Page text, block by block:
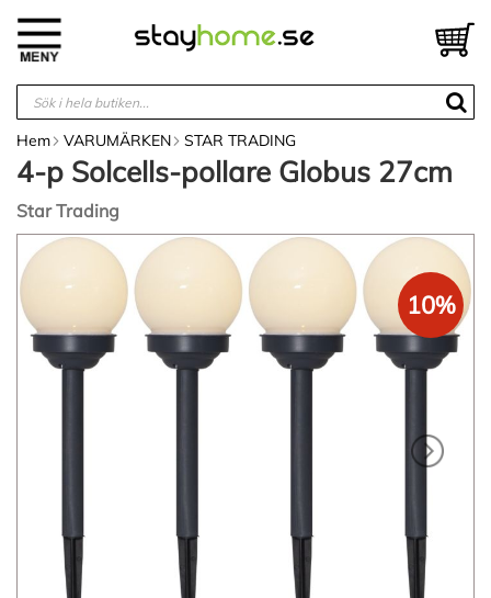
innehållet
Hem VARUMÄRKEN STAR TRADING
4-p Solcells-pollare Globus 27cm
Star Trading
Hoppa
till
slutet
av
bildgalleriet
10%